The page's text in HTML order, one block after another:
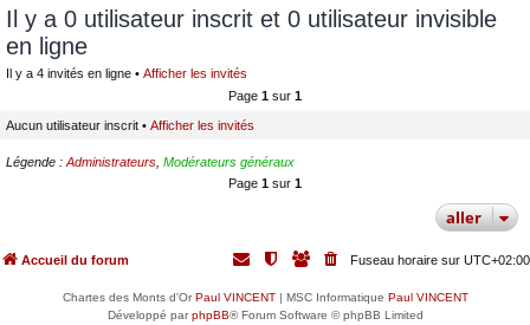
Il y a 0 utilisateur inscrit et 0 utilisateur invisible
en ligne
Il y a 4 invités en ligne • Afficher les invités
Page 1 sur 1
Aucun utilisateur inscrit • Afficher les invités
Légende : Administrateurs Modérateurs généraux
Page 1 sur 1
aller
Accueil du forum Fuseau horaire sur UTC+02:00
Chartes des Monts d'OrPaul VINCENT| MSC Informatique Paul VINCENT
Développé parphpBB® Forum Software © phpBB Limited